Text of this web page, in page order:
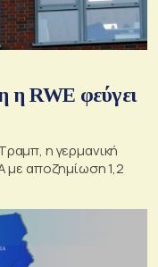
η RWE φεύγει
η γερμανική
με αποζημίωση 1,2